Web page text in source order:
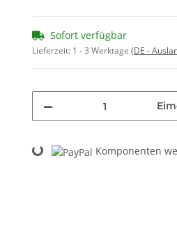
Sofort verfügbar
Lieferzeit: 1 - 3 Werktage (DE -
Loading... Komponenten